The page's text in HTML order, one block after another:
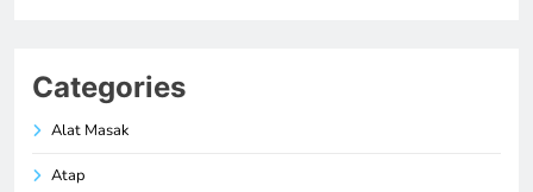
Categories
Alat Masak
Atap